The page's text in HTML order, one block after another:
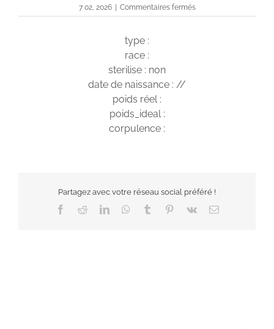
7 02, 2026 Commentaires ferméssur
THOR
type :
race :
sterilise : non
date de naissance : //
poids réel :
poids_ideal :
corpulence :
Partagez avec votre réseau social préféré !
Facebook
RedditLinkedInWhatsApp
Tumblr Pinterest
Vk Email